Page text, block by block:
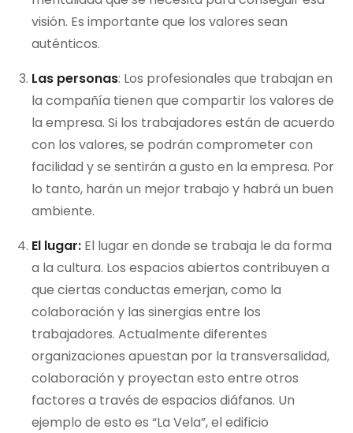
visión. Es importante que los valores sean
auténticos.
Las personas: Los profesionales que trabajan en
la compañía tienen que compartir los valores de
la empresa. Si los trabajadores están de acuerdo
con los valores, se podrán comprometer con
facilidad y se sentirán a gusto en la empresa. Por
lo tanto, harán un mejor trabajo y habrá un buen
ambiente.
El lugar: El lugar en donde se trabaja le da forma
a la cultura. Los espacios abiertos contribuyen a
que ciertas conductas emerjan, como la
colaboración y las sinergias entre los
trabajadores. Actualmente diferentes
organizaciones apuestan por la transversalidad,
colaboración y proyectan esto entre otros
factores a través de espacios diáfanos. Un
ejemplo de esto es “La Vela”, el edificio